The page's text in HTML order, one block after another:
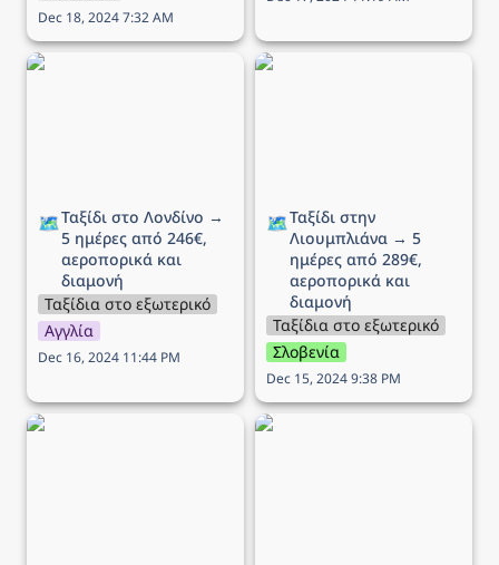
Dec 18, 2024 7:32 AM
Ταξίδι στο Λονδίνο → 5
🗺️Ταξίδι στο Λονδίνο →
5 ημέρες από 246€,
αεροπορικά και
διαμονή
Ταξίδια στο εξωτερικό
Αγγλία
Dec 16, 2024 11:44 PM
Ταξίδι στην Λιουμπλιάνα
🗺️Ταξίδι στην
Λιουμπλιάνα → 5
ημέρες από 289€,
αεροπορικά και
διαμονή
Ταξίδια στο εξωτερικό
Σλοβενία
Dec 15, 2024 9:38 PM
Ταξίδι στην Μάλτα → 5
Ταξίδι στη Λυών (Αγίου